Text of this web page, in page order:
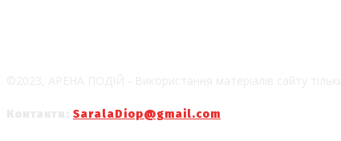
SaralaDiop@gmail.com